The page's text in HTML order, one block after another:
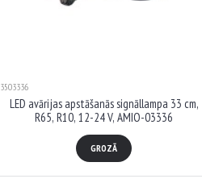
3503336
LED avārijas apstāšanās signāllampa 33 cm,
R65, R10, 12-24 V, AMIO-03336
GROZĀ